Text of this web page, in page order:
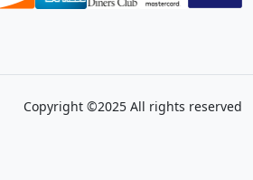
Copyright ©2025 All rights reserved